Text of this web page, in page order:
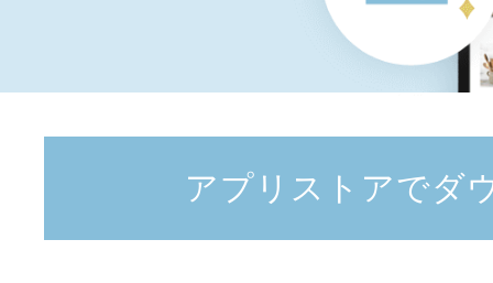
アプリストアでダ